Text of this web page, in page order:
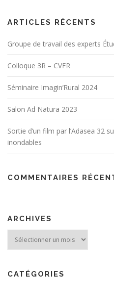
ARTICLES RÉCENTS
Groupe de travail des experts
Colloque 3R – CVFR
Séminaire Imagin’Rural 2024
Salon Ad Natura 2023
Sortie d’un film par l’Adasea 32
inondables
COMMENTAIRES
ARCHIVES
CATÉGORIES